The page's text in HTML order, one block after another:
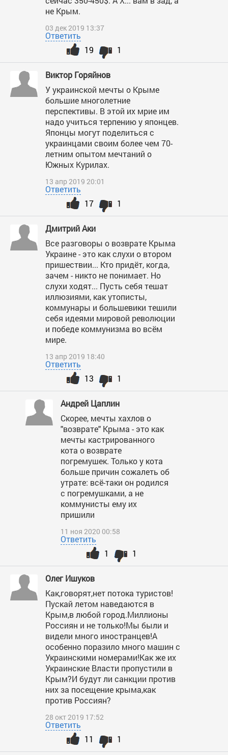
не Крым.
03 дек 2019 13:37
Ответить
1
19
Виктор Горяйнов
У украинской мечты о Крыме
большие многолетние
перспективы. В этой их мрие им
надо учиться терпению у японцев.
Японцы могут поделиться с
украинцами своим более чем 70-
летним опытом мечтаний о
Южных Курилах.
13 апр 2019 20:01
Ответить
1
17
Дмитрий Аки
Все разговоры о возврате Крыма
Украине - это как слухи о втором
пришествии... Кто придёт, когда,
зачем - никто не понимает. Но
слухи ходят... Пусть себя тешат
иллюзиями, как утописты,
коммунары и большевики тешили
себя идеями мировой революции
и победе коммунизма во всём
мире.
13 апр 2019 18:40
Ответить
1
13
Андрей Цаплин
Скорее, мечты хахлов о
"возврате" Крыма - это как
мечты кастрированного
кота о возврате
погремушек. Только у кота
больше причин сожалеть об
утрате: всё-таки он родился
с погремушками, а не
коммунисты ему их
пришили
11 ноя 2020 00:58
Ответить
1
1
Олег Ишуков
Как,говорят,нет потока туристов!
Пускай летом наведаются в
Крым,в любой город.Миллионы
Россиян и не только!Мы были и
видели много иностранцев!А
особенно поразило много машин с
Украинскими номерами!Как же их
Украинские Власти пропустили в
Крым?И будут ли санкции против
них за посещение крыма,как
против Россиян?
28 окт 2019 17:52
Ответить
1
11